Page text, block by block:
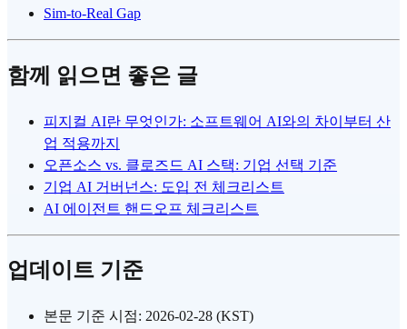
Sim-to-Real Gap
함께 읽으면 좋은 글
피지컬 AI란 무엇인가: 소프트웨어 AI와의 차이부터 산
업 적용까지
오픈소스 vs. 클로즈드 AI 스택: 기업 선택 기준
기업 AI 거버넌스: 도입 전 체크리스트
AI 에이전트 핸드오프 체크리스트
업데이트 기준
본문 기준 시점: 2026-02-28 (KST)